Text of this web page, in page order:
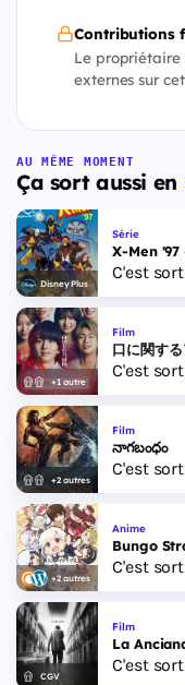
Contributions
Le propriétaire
externes sur
AU MÊME MOMENT
Ça sort aussi en
Disney Plus
Série
X-Men '97
C'est
+1 autre
Film
口に関す
C'est
+2 autres
Film
నాగబంధం
C'est
+2 autres
Anime
Bungo
C'est
CGV
Film
La
C'est